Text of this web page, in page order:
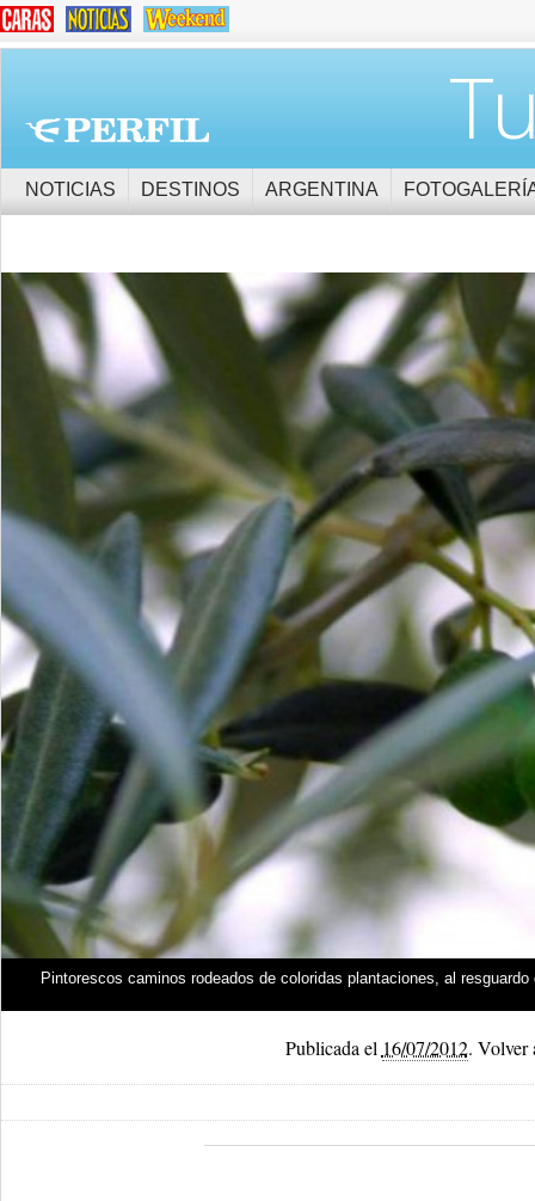
NOTICIAS DESTINOS ARGENTINA
Pintorescos caminos rodeados de coloridas plantaciones, al
Publicada el 16/07/2012. Volver